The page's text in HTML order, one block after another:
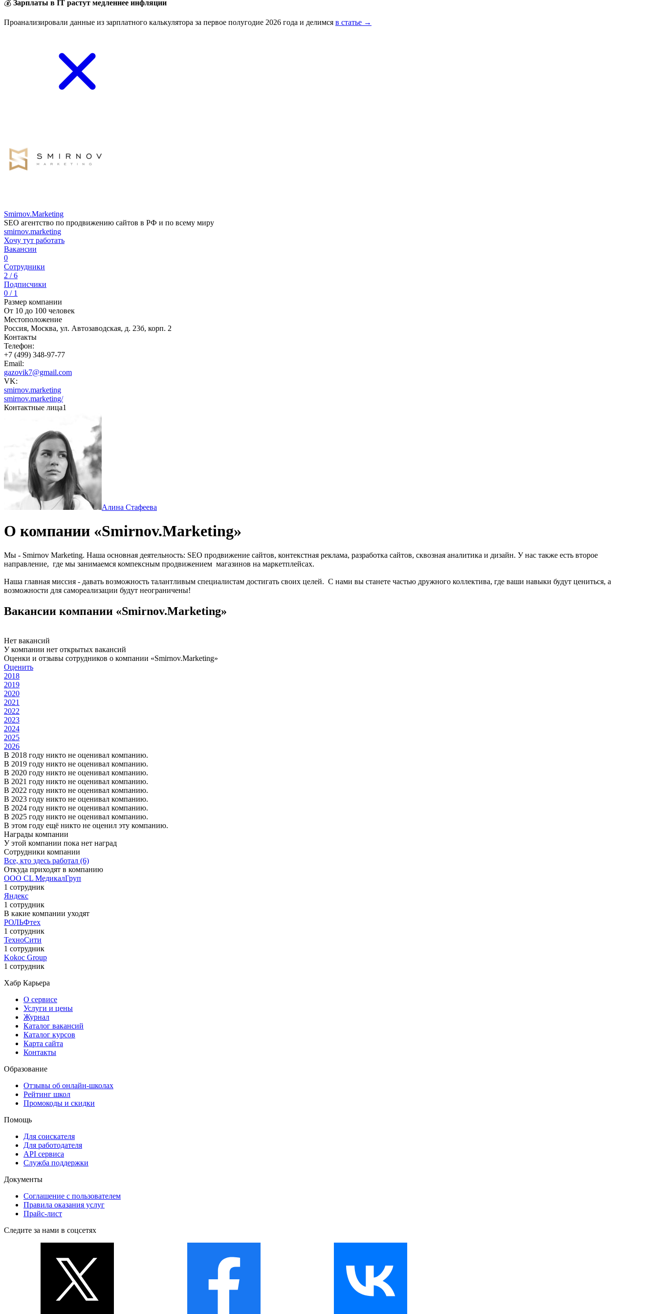
💰 Зарплаты в IT растут медленнее инфляции
Проанализировали данные из зарплатного калькулятора за первое полугодие 2026 года и делимся в статье →
Smirnov.Marketing
SEO агентство по продвижению сайтов в РФ и по всему миру
smirnov.marketing
Хочу тут работать
Вакансии
0
Сотрудники
2 / 6
Подписчики
0 / 1
Размер компании
От 10 до 100 человек
Местоположение
Россия, Москва, ул. Автозаводская, д. 23б, корп. 2
Контакты
Телефон:
+7 (499) 348-97-77
Email:
gazovik7@gmail.com
VK:
smirnov.marketing
smirnov.marketing/
Контактные лица1
Алина Стафеева
О компании «Smirnov.Marketing»
Мы - Smirnov Marketing. Наша основная деятельность: SEO продвижение cайтов, контекстная реклама, разработка сайтов, сквозная аналитика и дизайн. У нас также есть второе
направление, где мы занимаемся компексным продвижением магазинов на маркетплейсах.
Наша главная миссия - давать возможность талантливым специалистам достигать своих целей. С нами вы станете частью дружного коллектива, где ваши навыки будут цениться, а
возможности для самореализации будут неограничены!
Вакансии компании «Smirnov.Marketing»
Нет вакансий
У компании нет открытых вакансий
Оценки и отзывы сотрудников о компании «Smirnov.Marketing»
Оценить
2018
2019
2020
2021
2022
2023
2024
2025
2026
В 2018 году никто не оценивал компанию.
В 2019 году никто не оценивал компанию.
В 2020 году никто не оценивал компанию.
В 2021 году никто не оценивал компанию.
В 2022 году никто не оценивал компанию.
В 2023 году никто не оценивал компанию.
В 2024 году никто не оценивал компанию.
В 2025 году никто не оценивал компанию.
В этом году ещё никто не оценил эту компанию.
Награды компании
У этой компании пока нет наград
Сотрудники компании
Все, кто здесь работал (6)
Откуда приходят в компанию
ООО CL МедикалГруп
1 сотрудник
Яндекс
1 сотрудник
В какие компании уходят
РОЛЬФтех
1 сотрудник
ТехноСити
1 сотрудник
Kokoc Group
1 сотрудник
Хабр Карьера
О сервисе
Услуги и цены
Журнал
Каталог вакансий
Каталог курсов
Карта сайта
Контакты
Образование
Отзывы об онлайн-школах
Рейтинг школ
Промокоды и скидки
Помощь
Для соискателя
Для работодателя
API сервиса
Служба поддержки
Документы
Соглашение с пользователем
Правила оказания услуг
Прайс-лист
Следите за нами в соцсетях